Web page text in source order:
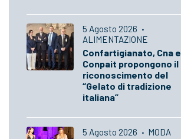
5 Agosto 2026 ·
ALIMENTAZIONE
Confartigianato, Cna e
Conpait propongono il
riconoscimento del
“Gelato di tradizione
italiana”
5 Agosto 2026 · MODA